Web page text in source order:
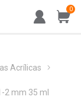
0
Acrílicas
2 mm 35 ml